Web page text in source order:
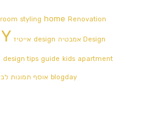
styling home Renovation
Design אמבטיה design אייטיז
design tips guide kids apartment
blogday אוסף תמונות